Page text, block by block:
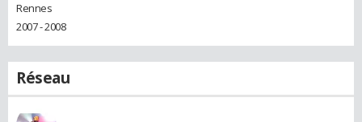
Rennes
2007 - 2008
Réseau